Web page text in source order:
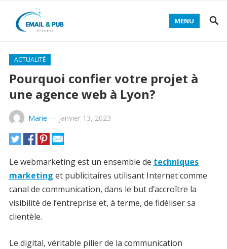
MENU
ACTUALITÉ
Pourquoi confier votre projet à
une agence web à Lyon?
Marie — janvier 13, 2023
Le webmarketing est un ensemble de techniques
marketing et publicitaires utilisant Internet comme
canal de communication, dans le but d’accroître la
visibilité de l’entreprise et, à terme, de fidéliser sa
clientèle.
Le digital, véritable pilier de la communication